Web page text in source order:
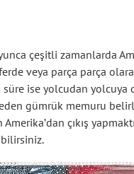
çeşitli zamanlarda
veya parça parça
süre ise yolcudan yolcuya
gümrük memuru
çıkış